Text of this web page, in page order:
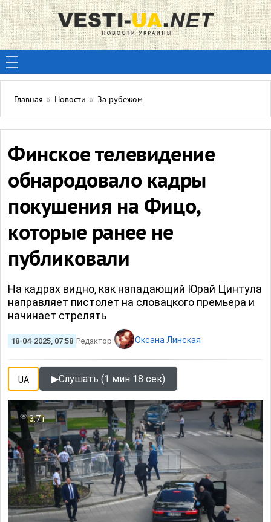
Главная » Новости » За рубежом
Финское телевидение
обнародовало кадры
покушения на Фицо,
которые ранее не
публиковали
На кадрах видно, как нападающий Юрай Цинтула
направляет пистолет на словацкого премьера и
начинает стрелять
18-04-2025, 07:58 Редактор: Оксана Линская
UA ▶Слушать (1 мин 18 сек)
3.7т